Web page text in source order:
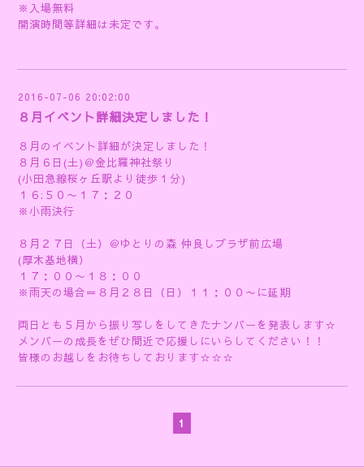
※入場無料
開演時間等詳細は未定です。
2016-07-06 20:02:00
８月イベント詳細決定しました！
８月のイベント詳細が決定しました！
８月６日(土)＠金比羅神社祭り
(小田急線桜ヶ丘駅より徒歩１分)
１６:５０〜１７：２０
※小雨決行
８月２７日（土）＠ゆとりの森 仲良しプラザ前広場
(厚木基地横）
１７：００〜１８：００
※雨天の場合＝８月２８日（日）１１：００〜に延期
両日とも５月から振り写しをしてきたナンバーを発表します☆
メンバーの成長をぜひ間近で応援しにいらしてください！！
皆様のお越しをお待ちしております☆☆☆
1